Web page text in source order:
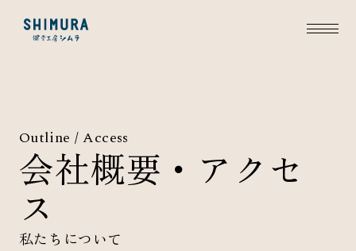
Outline / Access
会社概要・アクセ
ス
私たちについて